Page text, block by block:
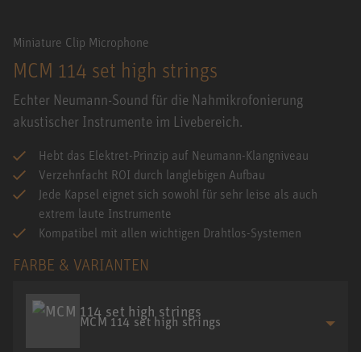
Miniature Clip Microphone
MCM 114 set high strings
Echter Neumann-Sound für die Nahmikrofonierung
akustischer Instrumente im Livebereich.
Hebt das Elektret-Prinzip auf Neumann-Klangniveau
Verzehnfacht ROI durch langlebigen Aufbau
Jede Kapsel eignet sich sowohl für sehr leise als auch
extrem laute Instrumente
Kompatibel mit allen wichtigen Drahtlos-Systemen
FARBE & VARIANTEN
MCM 114 set high strings